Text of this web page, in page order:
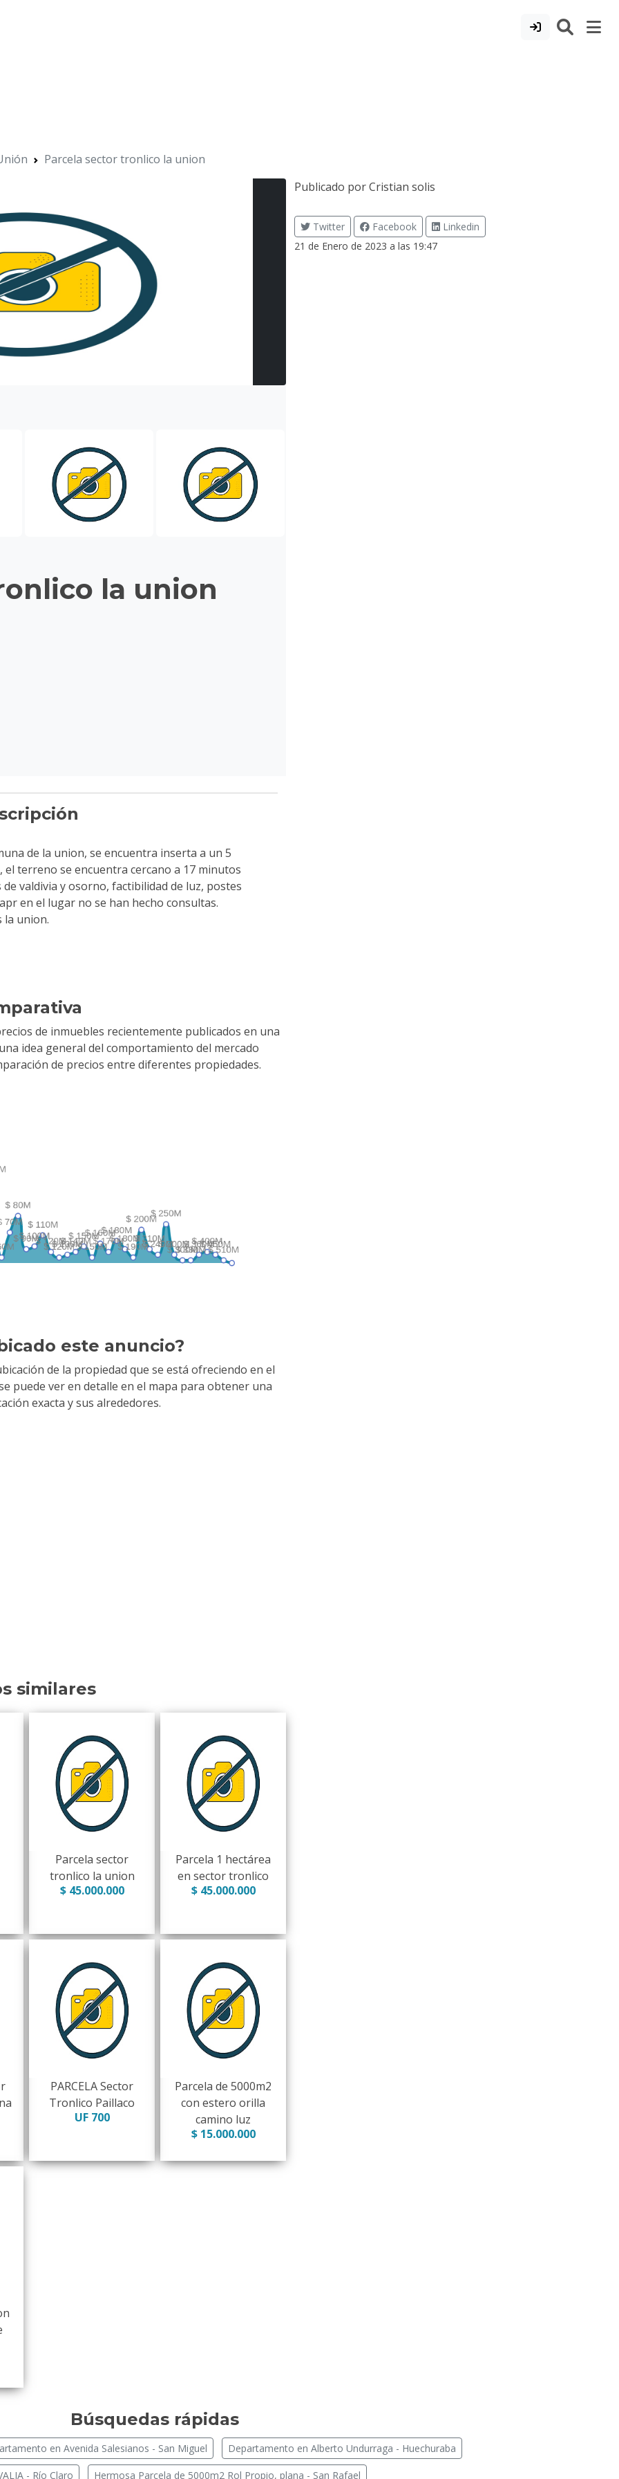
Parcela sector tronlico la union
la union
Publicado porCristian solis
Twitter Facebook
Linkedin
21 de Enero de 2023 a las 19:47
de la union, se encuentra inserta a un 5
terreno se encuentra cercano a 17 minutos
valdivia y osorno, factibilidad de luz, postes
en el lugar no se han hecho consultas.
la union.
de inmuebles recientemente publicados en una
idea general del comportamiento del mercado
de precios entre diferentes propiedades.
este anuncio?
de la propiedad que se está ofreciendo en el
puede ver en detalle en el mapa para obtener una
exacta y sus alrededores.
similares
Parcela sector
tronlico la union
$ 45.000.000
Parcela 1 hectárea
en sector tronlico
$ 45.000.000
PARCELA Sector
Tronlico Paillaco
UF 700
Parcela de 5000m2
con estero orilla
camino luz
$ 15.000.000
Búsquedas rápidas
en Avenida Salesianos - San Miguel Departamento en Alberto Undurraga - Huechuraba
- Río Claro Hermosa Parcela de 5000m2 Rol Propio, plana - San Rafael